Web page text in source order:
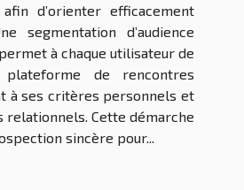
d’orienter efficacement
segmentation d’audience
à chaque utilisateur de
de rencontres
à ses critères personnels et
relationnels. Cette démarche
sincère pour...